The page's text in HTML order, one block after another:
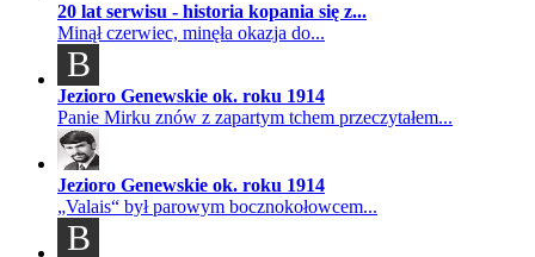
20 lat serwisu - historia kopania się z...
Minął czerwiec, minęła okazja do...
B
Jezioro Genewskie ok. roku 1914
Panie Mirku znów z zapartym tchem przeczytałem...
Jezioro Genewskie ok. roku 1914
„Valais“ był parowym bocznokołowcem...
B